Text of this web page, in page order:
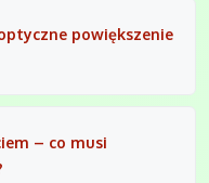
powiększenie
– co musi